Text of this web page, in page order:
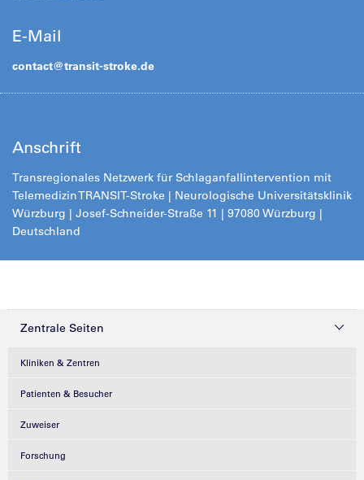
E-Mail
contact@transit-stroke.de
Anschrift
Transregionales Netzwerk für Schlaganfallintervention mit
Telemedizin TRANSIT-Stroke | Neurologische Universitätsklinik
Würzburg | Josef-Schneider-Straße 11 | 97080 Würzburg |
Deutschland
Zentrale Seiten
Kliniken & Zentren
Patienten & Besucher
Zuweiser
Forschung